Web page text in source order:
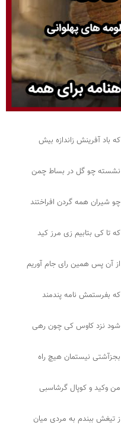
که باد آفرینش زاندازه بیش
نشسته چو گل در بساط چمن
چو شیران همه گردن افراختند
که تا کی بتابیم زی مرز کید
از آن پس همین رای جام آوریم
که بفرستمش نامه پندمند
شود نزد کاوس کی چون رهی
بجزآشتی نیستمان هیچ راه
من وکید و کوپال گرشاسبی
ز تیغش ببندم به مردی میان